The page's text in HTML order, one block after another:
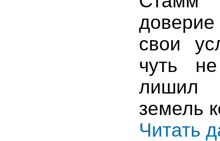
свои
чуть
лишил
земель
Читать